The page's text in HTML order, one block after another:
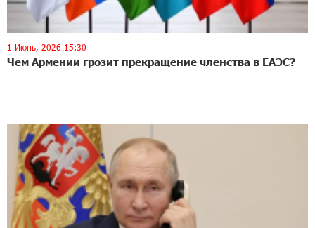
1 Июнь, 2026 15:30
Чем Армении грозит прекращение членства в ЕАЭС?